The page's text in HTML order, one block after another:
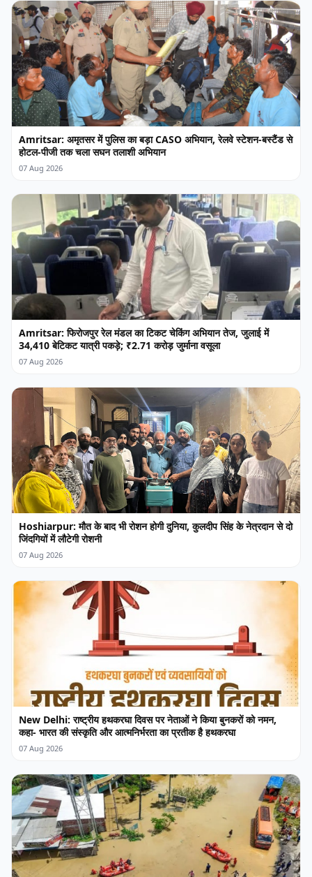
Amritsar: अमृतसर में पुलिस का बड़ा CASO अभियान, रेलवे स्टेशन-बस्टैंड से
होटल-पीजी तक चला सघन तलाशी अभियान
07 Aug 2026
Amritsar: फिरोजपुर रेल मंडल का टिकट चेकिंग अभियान तेज, जुलाई में
34,410 बेटिकट यात्री पकड़े; ₹2.71 करोड़ जुर्माना वसूला
07 Aug 2026
Hoshiarpur: मौत के बाद भी रोशन होगी दुनिया, कुलदीप सिंह के नेत्रदान से दो
जिंदगियों में लौटेगी रोशनी
07 Aug 2026
New Delhi: राष्ट्रीय हथकरघा दिवस पर नेताओं ने किया बुनकरों को नमन,
कहा- भारत की संस्कृति और आत्मनिर्भरता का प्रतीक है हथकरघा
07 Aug 2026